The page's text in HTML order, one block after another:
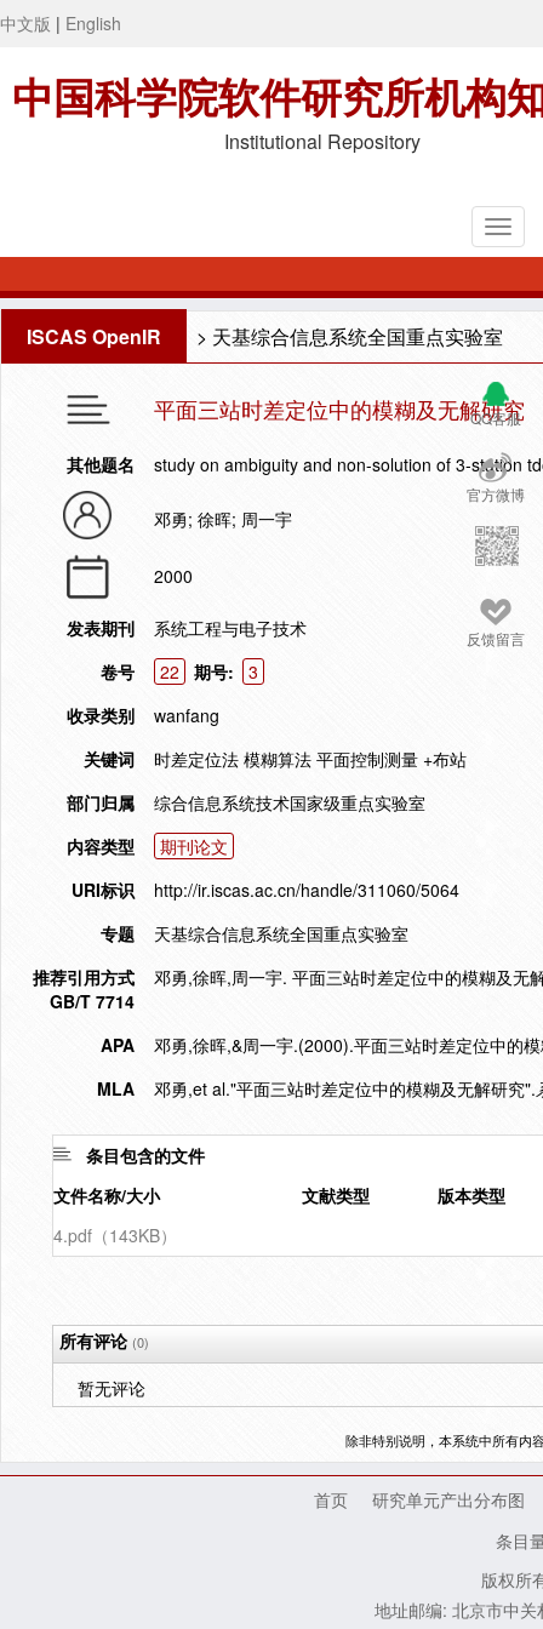
中文版 | English
中国科学院软件研究所机构
Institutional Repository
ISCAS OpenIR > 天基综合信息系统全国重点实验室
QQ客服
官方微博
反馈留言
平面三站时差定位中的模糊及无解研究
其他题名 study on ambiguity and non-solution of 3-station
邓勇; 徐晖; 周一宇
2000
发表期刊
系统工程与电子技术
卷号
22 期号:
3
收录类别
wanfang
关键词
时差定位法 模糊算法 平面控制测量 +布站
部门归属
综合信息系统技术国家级重点实验室
内容类型
期刊论文
URI标识
http://ir.iscas.ac.cn/handle/311060/5064
专题
天基综合信息系统全国重点实验室
推荐引用方式
GB/T 7714
邓勇,徐晖,周一宇. 平面三站时差定位中的模糊及
APA
邓勇,徐晖,&周一宇.(2000).平面三站时差定位中的
MLA
邓勇,et al."平面三站时差定位中的模糊及无解研究".
条目包含的文件
文件名称/大小
文献类型
版本类型
4.pdf（143KB）
所有评论(0)
暂无评论
除非特别说明，本系统中所有内
首页
研究单元产出分布图
条目
版权所
地址邮编: 北京市中